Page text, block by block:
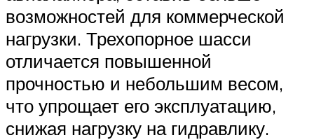
возможностей для коммерческой
нагрузки. Трехопорное шасси
отличается повышенной
прочностью и небольшим весом,
что упрощает его эксплуатацию,
снижая нагрузку на гидравлику.